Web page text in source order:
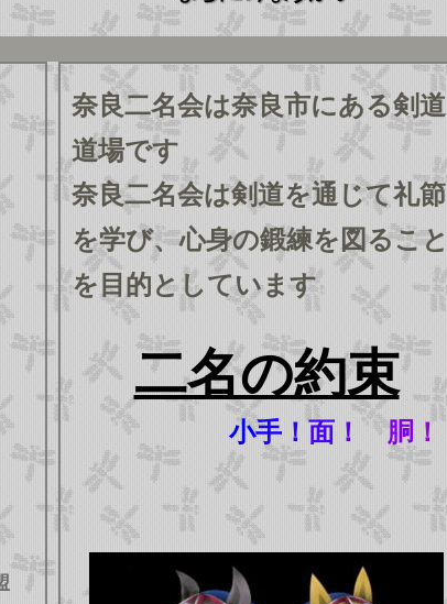
奈良二名会は奈良市にある剣道
道場です
奈良二名会は剣道を通じて礼節
を学び、心身の鍛練を図ること
を目的としています
二名の約束
手！面 ！ 胴！